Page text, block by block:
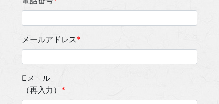
メールアドレス*
Eメール
（再入力） *